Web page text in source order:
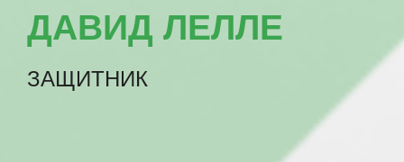
ДАВИД ЛЕЛЛЕ
ЗАЩИТНИК